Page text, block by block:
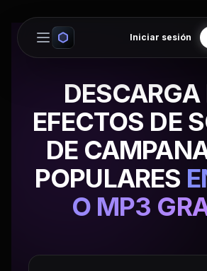
Open main menu
Iniciar sesión
DESCARGA
EFECTOS DE
DE
POPULARES
O MP3